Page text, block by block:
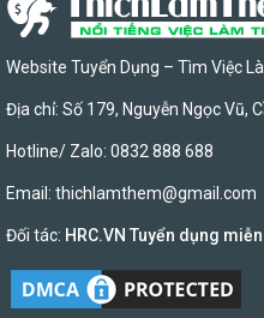
Website Tuyển Dụng – Tìm Việc
Địa chỉ: Số 179, Nguyễn Ngọc Vũ,
Hotline/ Zalo: 0832 888 688
Email: thichlamthem@gmail.com
Đối tác: HRC.VN Tuyển dụng